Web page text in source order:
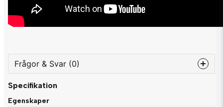
Frågor & Svar (0)
question
Specifikation
Egenskaper